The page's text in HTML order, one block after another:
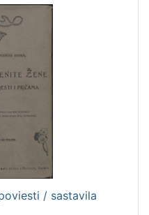
/ sastavila